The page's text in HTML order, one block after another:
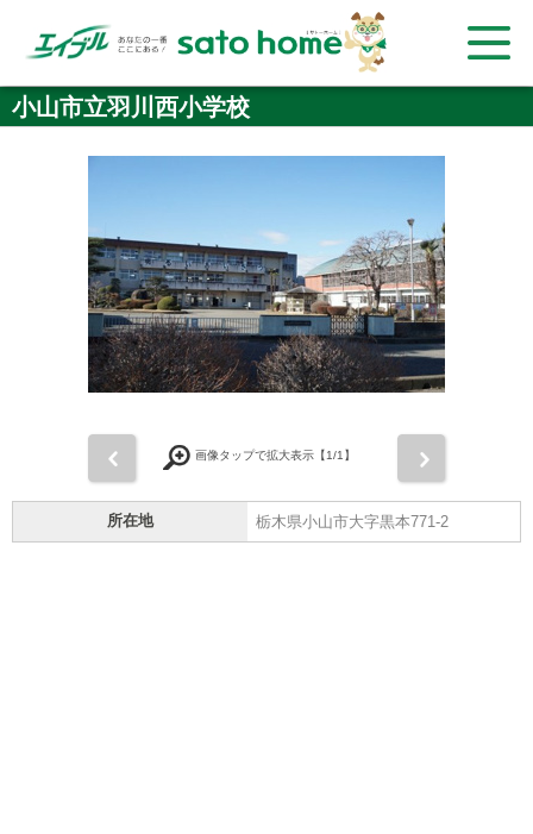
小山市立羽川西小学校
画像タップで拡大表示【1/1】
所在地 栃木県小山市大字黒本771-2